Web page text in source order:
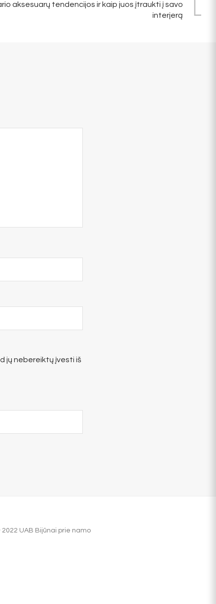
aksesuarų tendencijos ir kaip juos įtraukti į savo
interjerą
jų nebereiktų įvesti iš
UAB Bijūnai prie namo